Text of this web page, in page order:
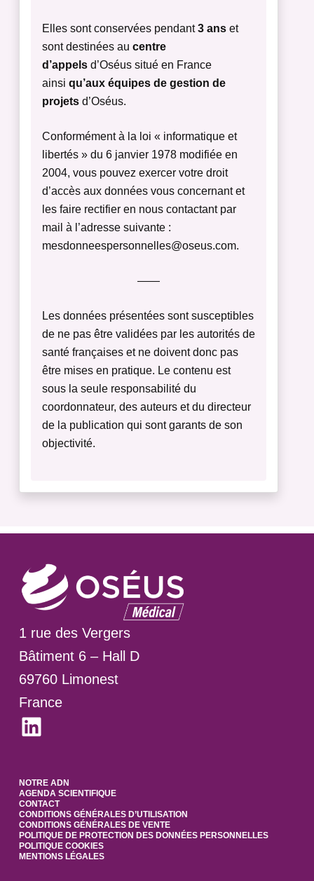
Elles sont conservées pendant3 anset
sont destinées au centre
d’appelsd’Oséus situé en France
ainsi qu’aux équipes de gestion de
projetsd’Oséus.
Conformément à la loi « informatique et
libertés » du 6 janvier 1978 modifiée en
2004, vous pouvez exercer votre droit
d’accès aux données vous concernant et
les faire rectifier en nous contactant par
mail à l’adresse suivante :
mesdonneespersonnelles@oseus.com.
——
Les données présentées sont susceptibles
de ne pas être validées par les autorités de
santé françaises et ne doivent donc pas
être mises en pratique. Le contenu est
sous la seule responsabilité du
coordonnateur, des auteurs et du directeur
de la publication qui sont garants de son
objectivité.
1 rue des Vergers
Bâtiment 6 – Hall D
69760 Limonest
France
LinkedIn
NOTRE ADN
AGENDA SCIENTIFIQUE
CONTACT
CONDITIONS GÉNÉRALES D’UTILISATION
CONDITIONS GÉNÉRALES DE VENTE
POLITIQUE DE PROTECTION DES DONNÉES PERSONNELLES
POLITIQUE COOKIES
MENTIONS LÉGALES